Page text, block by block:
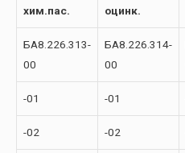
хим.пас. оцинк.
БА8.226.313-
00
БА8.226.314-
00
-01 -01
-02 -02